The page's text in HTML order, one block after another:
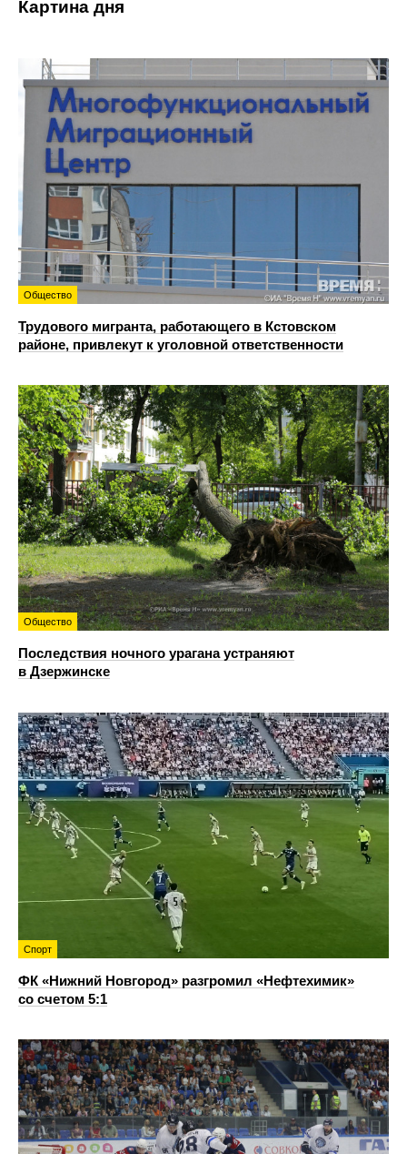
Картина дня
Общество
Трудового мигранта, работающего в Кстовском
районе, привлекут к уголовной ответственности
Общество
Последствия ночного урагана устраняют
в Дзержинске
Спорт
ФК «Нижний Новгород» разгромил «Нефтехимик»
со счетом 5:1